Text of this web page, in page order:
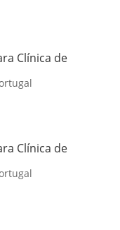
Clínica de
Clínica de